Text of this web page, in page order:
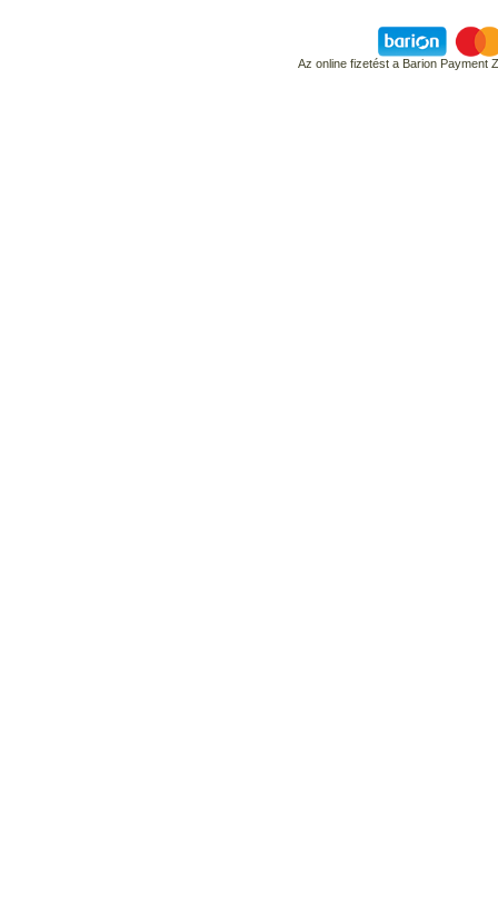
Az online fizetést a Barion Payment